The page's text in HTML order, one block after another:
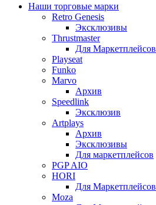
Наши торговые марки
Retro Genesis
Эксклюзивы
Thrustmaster
Для Маркетплейсов
Playseat
Funko
Marvo
Архив
Speedlink
Эксклюзив
Artplays
Архив
Эксклюзивы
Для маркетплейсов
PGP AIO
HORI
Для Маркетплейсов
Moza